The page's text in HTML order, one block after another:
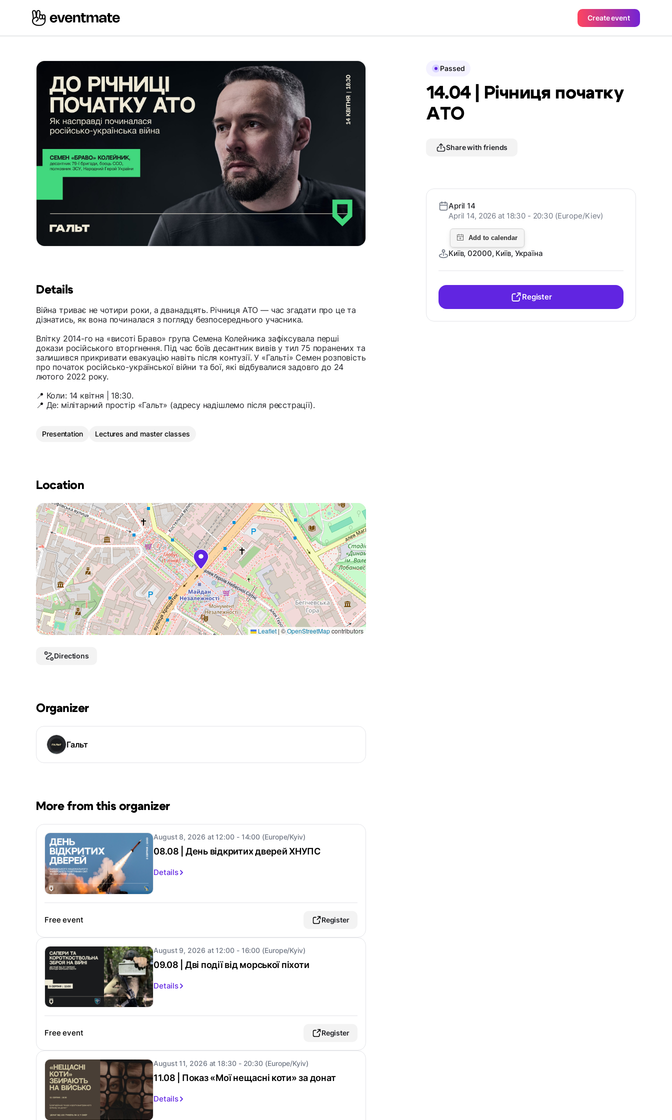
Create event
Details
Війна триває не чотири роки, а дванадцять. Річниця АТО — час згадати про це та
дізнатись, як вона починалася з погляду безпосереднього учасника.
Влітку 2014-го на «висоті Браво» група Семена Колейника зафіксувала перші
докази російського вторгнення. Під час боїв десантник вивів у тил 75 поранених та
залишився прикривати евакуацію навіть після контузії. У «Гальті» Семен розповість
про початок російсько-української війни та бої, які відбувалися задовго до 24
лютого 2022 року.
📍 Коли: 14 квітня | 18:30.
📍 Де: мілітарний простір «Гальт» (адресу надішлемо після реєстрації).
Presentation Lectures and master classes
Location
Leaflet |©OpenStreetMapcontributors
Directions
Organizer
Гальт
More from this organizer
August 8, 2026 at 12:00 - 14:00 (Europe/Kyiv)
08.08 | День відкритих дверей ХНУПС
Details
Free event Register
August 9, 2026 at 12:00 - 16:00 (Europe/Kyiv)
09.08 | Дві події від морської піхоти
Details
Free event Register
August 11, 2026 at 18:30 - 20:30 (Europe/Kyiv)
11.08 | Показ «Мої нещасні коти» за донат
Details
Passed
14.04 | Річниця початку
АТО
Share with friends
April 14
April 14, 2026 at 18:30 - 20:30 (Europe/Kiev)
Київ, 02000, Київ, Україна
Register